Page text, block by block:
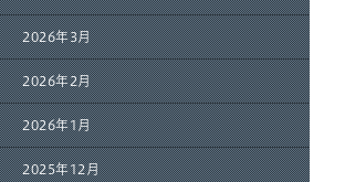
2026年3月
2026年2月
2026年1月
2025年12月